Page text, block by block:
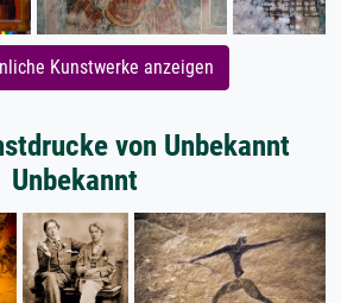
Kunstwerke anzeigen
von Unbekannt
Unbekannt